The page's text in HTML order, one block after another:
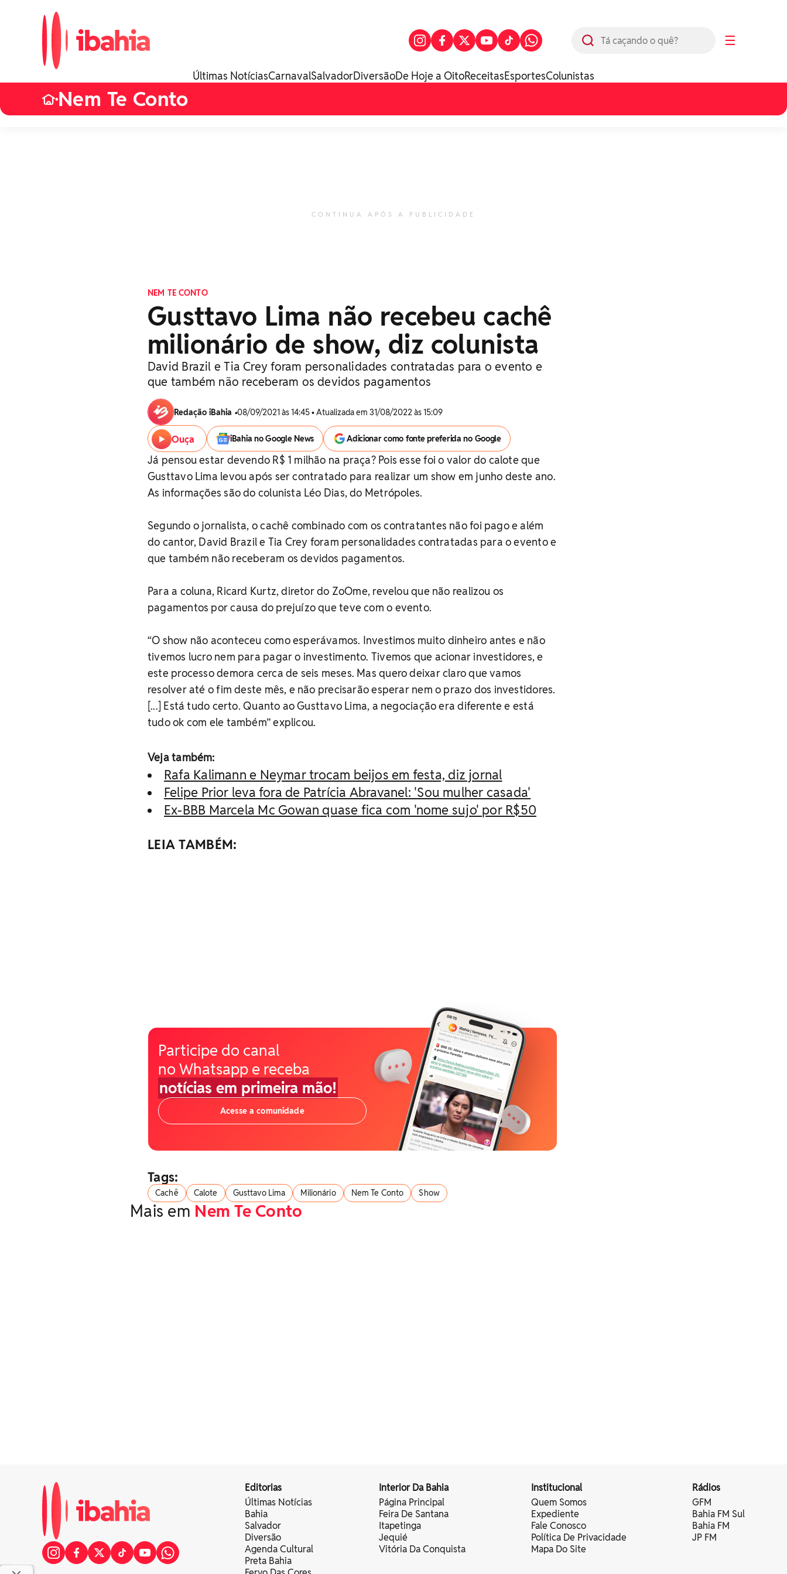
☰
Últimas NotíciasCarnavalSalvadorDiversãoDe Hoje a OitoReceitasEsportesColunistas
•Nem Te Conto
CONTINUA APÓS A PUBLICIDADE
NEM TE CONTO
Gusttavo Lima não recebeu cachê
milionário de show, diz colunista
David Brazil e Tia Crey foram personalidades contratadas para o evento e
que também não receberam os devidos pagamentos
Redação iBahia •08/09/2021 às 14:45 • Atualizada em 31/08/2022 às 15:09
Ouça iBahia no Google News Adicionar como fonte preferida no Google
Já pensou estar devendo R$ 1 milhão na praça? Pois esse foi o valor do calote que
Gusttavo Lima levou após ser contratado para realizar um show em junho deste ano.
As informações são do colunista Léo Dias, do Metrópoles.
Segundo o jornalista, o cachê combinado com os contratantes não foi pago e além
do cantor, David Brazil e Tia Crey foram personalidades contratadas para o evento e
que também não receberam os devidos pagamentos.
Para a coluna, Ricard Kurtz, diretor do ZoOme, revelou que não realizou os
pagamentos por causa do prejuízo que teve com o evento.
“O show não aconteceu como esperávamos. Investimos muito dinheiro antes e não
tivemos lucro nem para pagar o investimento. Tivemos que acionar investidores, e
este processo demora cerca de seis meses. Mas quero deixar claro que vamos
resolver até o fim deste mês, e não precisarão esperar nem o prazo dos investidores.
[...] Está tudo certo. Quanto ao Gusttavo Lima, a negociação era diferente e está
tudo ok com ele também” explicou.
Veja também:
Rafa Kalimann e Neymar trocam beijos em festa, diz jornal
Felipe Prior leva fora de Patrícia Abravanel: 'Sou mulher casada'
Ex-BBB Marcela Mc Gowan quase fica com 'nome sujo' por R$50
LEIA TAMBÉM:
Participe do canal
no Whatsapp e receba
notícias em primeira mão!
Acesse a comunidade
Tags:
Cachê Calote Gusttavo Lima Milionário Nem Te Conto Show
Mais em Nem Te Conto
Editorias
Últimas Notícias
Bahia
Salvador
Diversão
Agenda Cultural
Preta Bahia
Interior Da Bahia
Página Principal
Feira De Santana
Itapetinga
Jequié
Vitória Da Conquista
Institucional
Quem Somos
Expediente
Fale Conosco
Política De Privacidade
Mapa Do Site
Rádios
GFM
Bahia FM Sul
Bahia FM
JP FM